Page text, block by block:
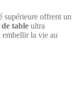
supérieure offrent un
table ultra
embellir la vie au